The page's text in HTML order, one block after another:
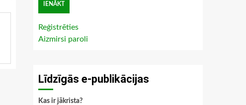
Reģistrēties
Aizmirsi paroli
Līdzīgās e-publikācijas
Kas ir jākrista?